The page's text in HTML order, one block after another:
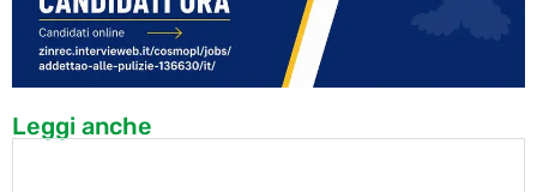
Leggi anche